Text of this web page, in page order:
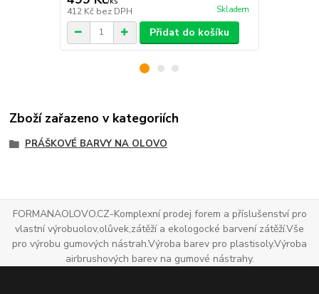
412 Kč bez DPH Skladem
Přidat do košíku
Zboží zařazeno v kategoriích
PRÁŠKOVÉ BARVY NA OLOVO
FORMANAOLOVO.CZ-Komplexní prodej forem a příslušenství pro
vlastní výrobuolov,olůvek,zátěží a ekologocké barvení zátěží.Vše
pro výrobu gumových nástrah.Výroba barev pro plastisoly.Výroba
airbrushových barev na gumové nástrahy.